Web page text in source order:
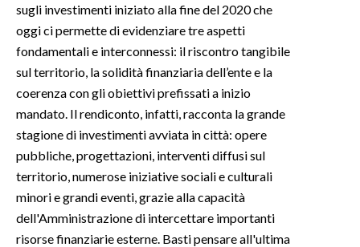
STORE
sugli investimenti iniziato alla fine del 2020 che
oggi ci permette di evidenziare tre aspetti
fondamentali e interconnessi: il riscontro tangibile
sul territorio, la solidità finanziaria dell’ente e la
coerenza con gli obiettivi prefissati a inizio
mandato. Il rendiconto, infatti, racconta la grande
stagione di investimenti avviata in città: opere
pubbliche, progettazioni, interventi diffusi sul
territorio, numerose iniziative sociali e culturali
minori e grandi eventi, grazie alla capacità
dell'Amministrazione di intercettare importanti
risorse finanziarie esterne. Basti pensare all'ultima